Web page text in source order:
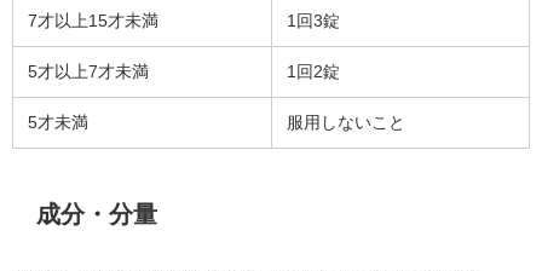
7才以上15才未満 1回3錠
5才以上7才未満 1回2錠
5才未満 服用しないこと
成分・分量